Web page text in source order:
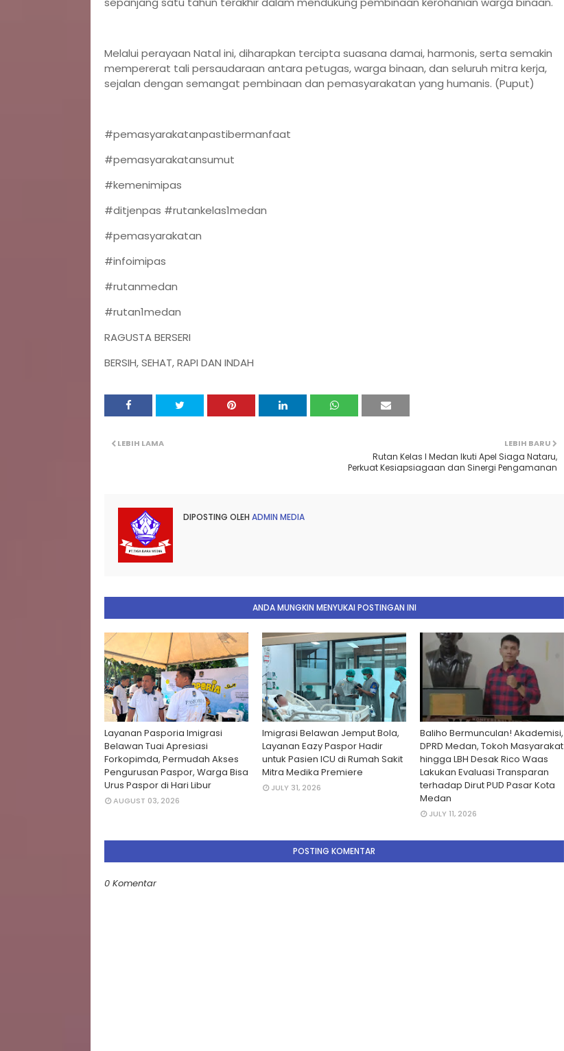
Melalui perayaan Natal ini, diharapkan tercipta suasana damai, harmonis, serta semakin
mempererat tali persaudaraan antara petugas, warga binaan, dan seluruh mitra kerja,
sejalan dengan semangat pembinaan dan pemasyarakatan yang humanis. (Puput)
#pemasyarakatanpastibermanfaat
#pemasyarakatansumut
#kemenimipas
#ditjenpas #rutankelas1medan
#pemasyarakatan
#infoimipas
#rutanmedan
#rutan1medan
RAGUSTA BERSERI
BERSIH, SEHAT, RAPI DAN INDAH
LEBIH BARU
Rutan Kelas I Medan Ikuti Apel Siaga Nataru,
Perkuat Kesiapsiagaan dan Sinergi Pengamanan
LEBIH LAMA
DIPOSTING OLEH ADMIN MEDIA
ANDA MUNGKIN MENYUKAI POSTINGAN INI
Layanan Pasporia Imigrasi
Belawan Tuai Apresiasi
Forkopimda, Permudah Akses
Pengurusan Paspor, Warga Bisa
Urus Paspor di Hari Libur
AUGUST 03, 2026
Imigrasi Belawan Jemput Bola,
Layanan Eazy Paspor Hadir
untuk Pasien ICU di Rumah Sakit
Mitra Medika Premiere
JULY 31, 2026
Baliho Bermunculan! Akademisi,
DPRD Medan, Tokoh Masyarakat
hingga LBH Desak Rico Waas
Lakukan Evaluasi Transparan
terhadap Dirut PUD Pasar Kota
Medan
JULY 11, 2026
POSTING KOMENTAR
0 Komentar